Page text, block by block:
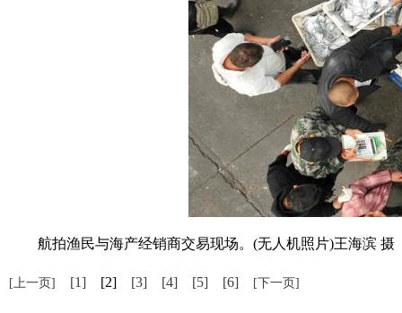
航拍渔民与海产经销商交易现场。(无人机照片)王海滨 摄
[上一页] [1] [2] [3] [4] [5] [6] [下一页]